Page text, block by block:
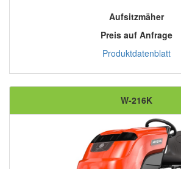
Aufsitzmäher
Preis auf Anfrage
Produktdatenblatt
W-216K